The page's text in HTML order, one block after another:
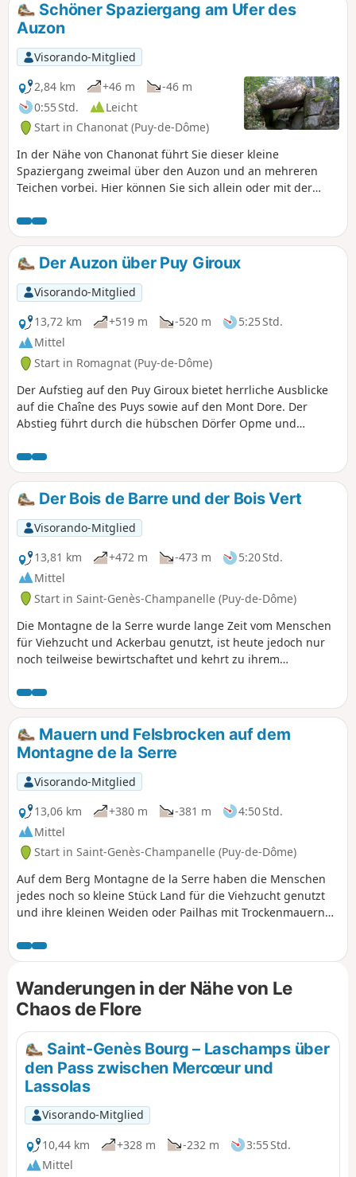
Schöner Spaziergang am Ufer des
Auzon
Visorando-Mitglied
2,84 km
+46 m
-46 m
0:55 Std.
Leicht
Start in Chanonat (Puy-de-Dôme)
In der Nähe von Chanonat führt Sie dieser kleine
Spaziergang zweimal über den Auzon und an mehreren
Teichen vorbei. Hier können Sie sich allein oder mit der
Moderators: Einige Orientierungsschwierigkeiten auf dieser
Strecke. Siehe Bewertungen.
Der Auzon über Puy Giroux
Visorando-Mitglied
13,72 km
+519 m -520 m
5:25 Std.
Mittel
Start in Romagnat (Puy-de-Dôme)
Der Aufstieg auf den Puy Giroux bietet herrliche Ausblicke
auf die Chaîne des Puys sowie auf den Mont Dore. Der
Abstieg führt durch die hübschen Dörfer Opme und
Flore. Ein kurzer Abstecher über das Plateau de Redon, um
zurückzukehren.
Der Bois de Barre und der Bois Vert
Visorando-Mitglied
13,81 km
+472 m -473 m
5:20 Std.
Mittel
Start in Saint-Genès-Champanelle (Puy-de-Dôme)
Die Montagne de la Serre wurde lange Zeit vom Menschen
für Viehzucht und Ackerbau genutzt, ist heute jedoch nur
noch teilweise bewirtschaftet und kehrt zu ihrem
Wiesen, Brachland und Wäldern, die man auf dieser
Wanderung entdecken kann. Diese landschaftliche Vielfalt
wird von der Tierwelt sehr geschätzt, insbesondere von
Zugvögeln, die zahlreich an diesem Ort Rast machen.
Mauern und Felsbrocken auf dem
Montagne de la Serre
Visorando-Mitglied
13,06 km
+380 m -381 m
4:50 Std.
Mittel
Start in Saint-Genès-Champanelle (Puy-de-Dôme)
Auf dem Berg Montagne de la Serre haben die Menschen
jedes noch so kleine Stück Land für die Viehzucht genutzt
und ihre kleinen Weiden oder Pailhas mit Trockenmauern
Unterschlupf dienten. An den Hängen findet man auch
Felsformationen wie den Chaos de Flore am Ufer des Auzon,
in dessen Mitte ein schöner Dolmen errichtet wurde.
Wanderungen in der Nähe von Le
Chaos de Flore
Saint-Genès Bourg – Laschamps über
den Pass zwischen Mercœur und
Lassolas
Visorando-Mitglied
10,44 km
+328 m -232 m
3:55 Std.
Mittel